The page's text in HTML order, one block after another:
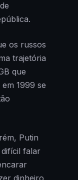
os russos
trajetória
que
1999 se
Putin
difícil falar